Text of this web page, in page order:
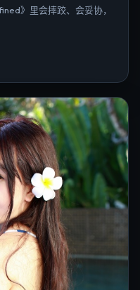
》里会摔跤、会妥协，